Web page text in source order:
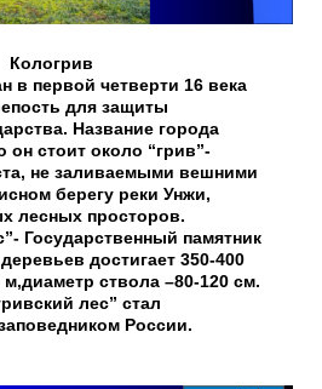
Кологрив
в первой четверти 16 века
для защиты
Название города
он стоит около “грив”-
не заливаемыми вешними
берегу реки Унжи,
лесных просторов.
Государственный памятник
достигает 350-400
ствола –80-120 см.
лес” стал
России.